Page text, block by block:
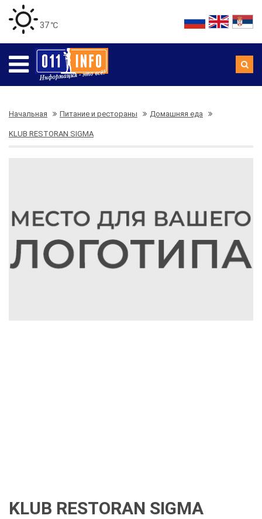
37 ℃
Начальная Питание и рестораны Домашняя еда
KLUB RESTORAN SIGMA
KLUB RESTORAN SIGMA